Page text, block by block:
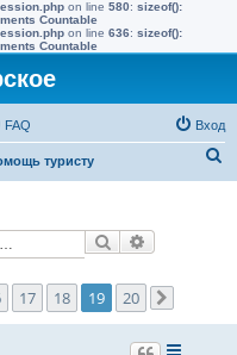
on line 580: sizeof():
Countable
on line 636: sizeof():
Countable
FAQ Вход
туристу
Поиск
2017 18 19 20